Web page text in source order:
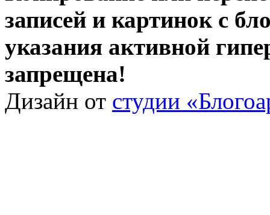
записей и картинок с
указания активной
запрещена!
Дизайн от студии